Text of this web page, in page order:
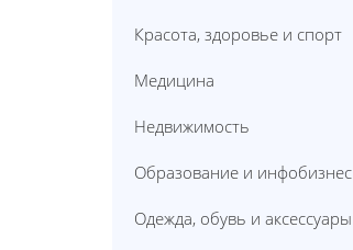
Красота, здоровье и спорт
Медицина
Недвижимость
Образование и инфобизнес
Одежда, обувь и аксессуары